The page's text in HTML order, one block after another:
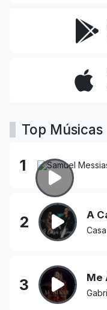
Top Músicas
1
2 A
3 Me